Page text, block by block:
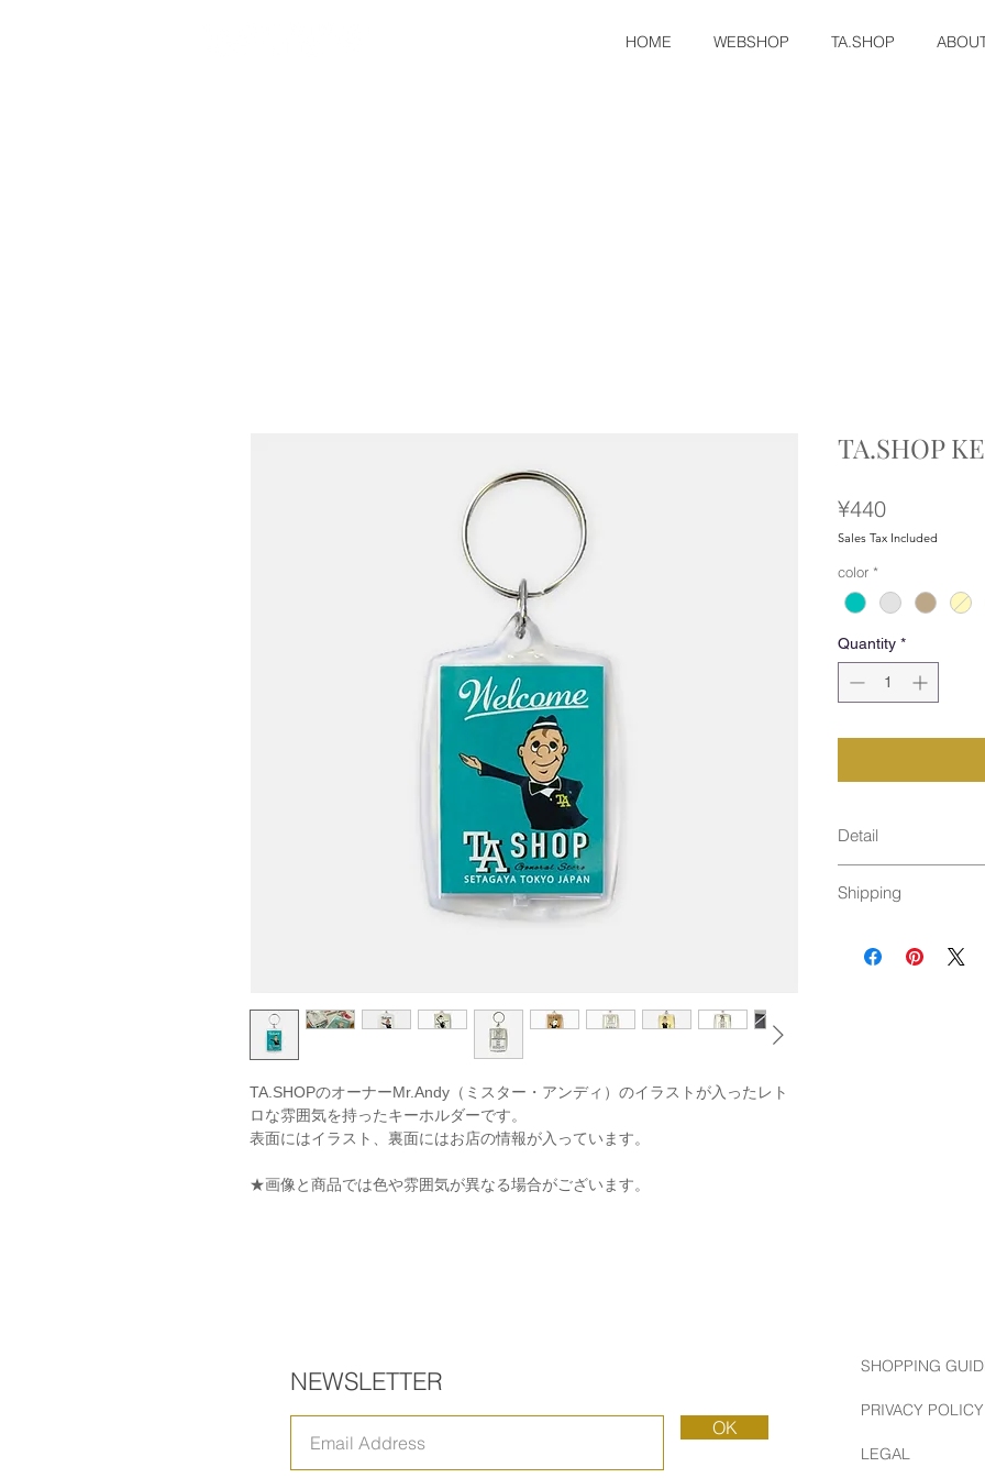
HOME WEBSHOP TA.SHOP
TA.SHOPのオーナーMr.Andy（ミスター・アンディ）のイラストが入ったレト
ロな雰囲気を持ったキーホルダーです。
表面にはイラスト、裏面にはお店の情報が入っています。
★画像と商品では色や雰囲気が異なる場合がございます。
TA.SHOP
¥440Price
Sales Tax Included
color *
Quantity *
Detail
material : Acrylic
Shipping
11個以上：通常発送（
NEWSLETTER
OK
SHOPPING
PRIVACY POLICY
LEGAL